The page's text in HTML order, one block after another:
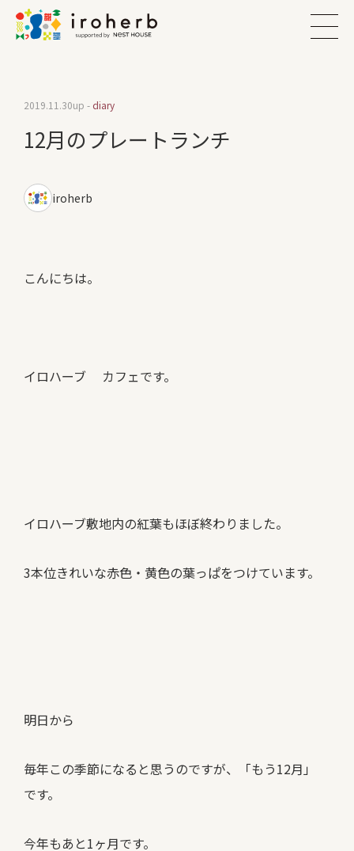
12月のプレートランチ
2019.11.30up - diary
iroherb
こんにちは。
イロハーブ カフェです。
イロハーブ敷地内の紅葉もほぼ終わりました。
3本位きれいな赤色・黄色の葉っぱをつけています。
明日から
毎年この季節になると思うのですが、「もう12月」
です。
今年もあと1ヶ月です。